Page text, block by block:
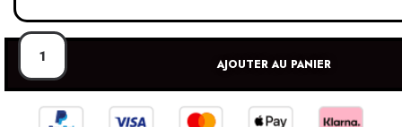
AJOUTER AU PANIER